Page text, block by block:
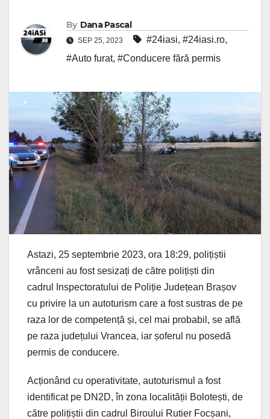
By Dana Pascal
SEP 25, 2023 #24iasi, #24iasi.ro,
#Auto furat, #Conducere fără permis
Astazi, 25 septembrie 2023, ora 18:29, polițiștii
vrânceni au fost sesizați de către polițiști din
cadrul Inspectoratului de Poliție Județean Brașov
cu privire la un autoturism care a fost sustras de pe
raza lor de competență și, cel mai probabil, se află
pe raza județului Vrancea, iar șoferul nu posedă
permis de conducere.
Acționând cu operativitate, autoturismul a fost
identificat pe DN2D, în zona localității Bolotești, de
către polițiștii din cadrul Biroului Rutier Focșani,